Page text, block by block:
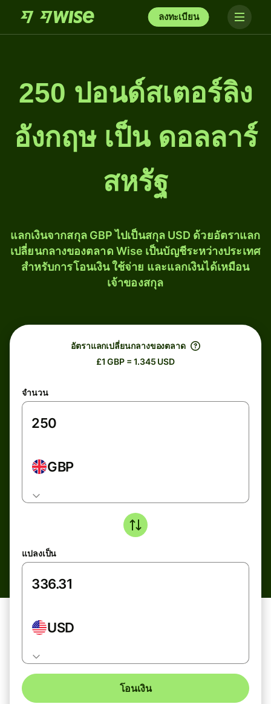
ลงทะเบียน
250 ปอนด์สเตอร์ลิง
อังกฤษ เป็น ดอลลาร์
สหรัฐ
แลกเงินจากสกุล GBP ไปเป็นสกุล USD ด้วยอัตราแลก
เปลี่ยนกลางของตลาด Wise เป็นบัญชีระหว่างประเทศ
สำหรับการโอนเงิน ใช้จ่าย และแลกเงินได้เหมือน
เจ้าของสกุล
อัตราแลกเปลี่ยนกลางของตลาด
£1 GBP = 1.345 USD
จำนวน
GBP
แปลงเป็น
USD
โอนเงิน